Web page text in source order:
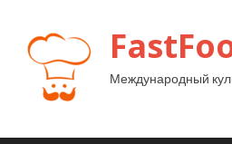
Международный